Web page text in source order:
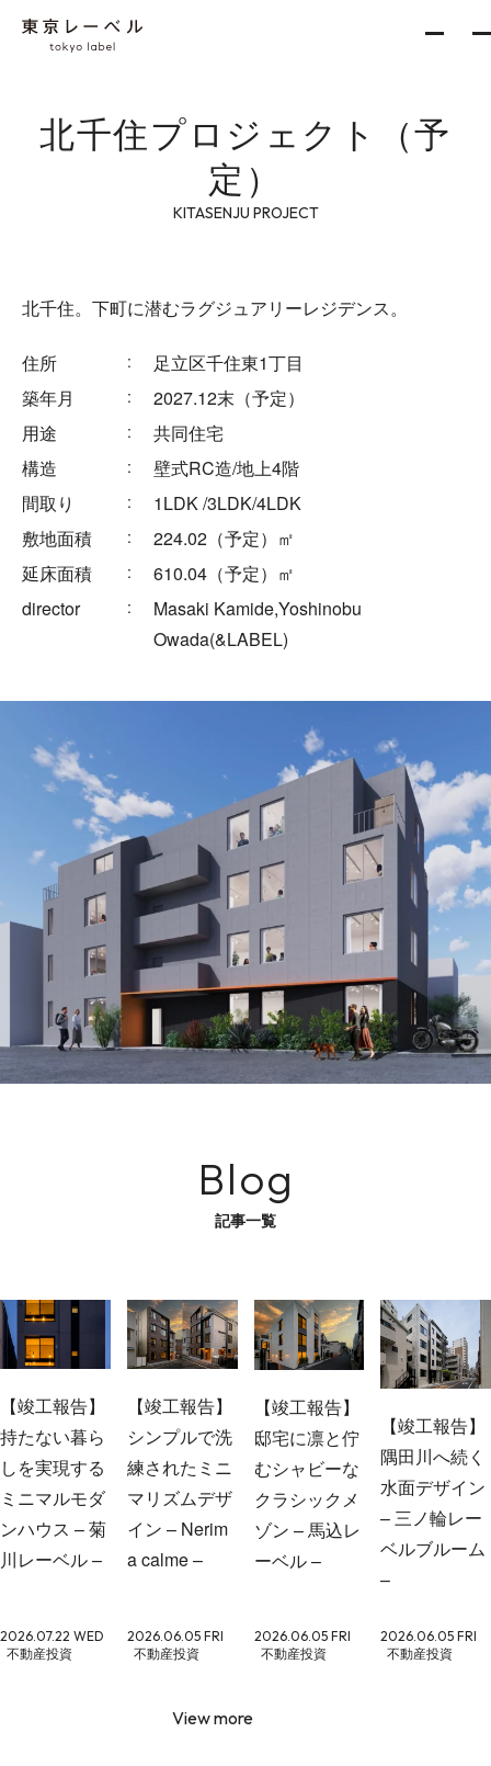
About
新築一棟企画事業
不動産再生事業
Works
Blog
Contact
北千住プロジェクト（予
定）
KITASENJU PROJECT
北千住。下町に潜むラグジュアリーレジデンス。
住所
足立区千住東1丁目
築年月
2027.12末（予定）
用途
共同住宅
構造
壁式RC造/地上4階
間取り
1LDK /3LDK/4LDK
敷地面積
224.02（予定）㎡
延床面積
610.04（予定）㎡
director
Masaki Kamide,Yoshinobu
Owada(&LABEL)
Blog
記事一覧
【竣工報告】
持たない暮ら
しを実現する
ミニマルモダ
ンハウス – 菊
川レーベル –
2026.07.22 WED
不動産投資
【竣工報告】
シンプルで洗
練されたミニ
マリズムデザ
イン – Nerim
a calme –
2026.06.05 FRI
不動産投資
【竣工報告】
邸宅に凛と佇
むシャビーな
クラシックメ
ゾン – 馬込レ
ーベル –
2026.06.05 FRI
不動産投資
【竣工報告】
隅田川へ続く
水面デザイン
– 三ノ輪レー
ベルブルーム
–
2026.06.05 FRI
不動産投資
View more